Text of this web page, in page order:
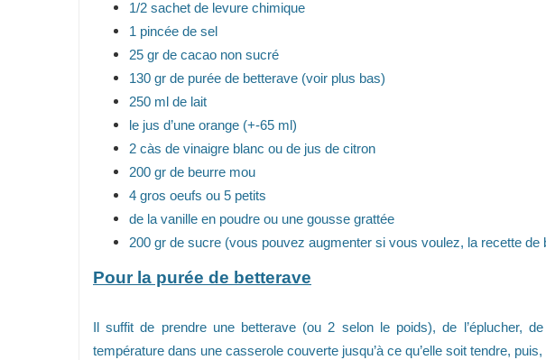
1/2 sachet de levure chimique
1 pincée de sel
25 gr de cacao non sucré
130 gr de purée de betterave (voir plus bas)
250 ml de lait
le jus d’une orange (+-65 ml)
2 càs de vinaigre blanc ou de jus de citron
200 gr de beurre mou
4 gros oeufs ou 5 petits
de la vanille en poudre ou une gousse grattée
200 gr de sucre (vous pouvez augmenter si vous voulez, la recette de
Pour la purée de betterave
Il suffit de prendre une betterave (ou 2 selon le poids), de l’éplucher,
température dans une casserole couverte jusqu’à ce qu’elle soit tendre,